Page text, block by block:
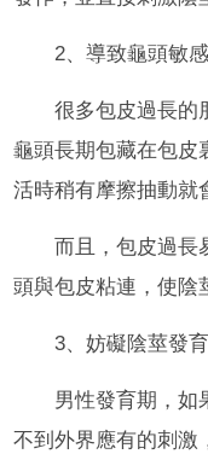
2、導致龜頭敏
很多包皮過長的
龜頭長期包藏在包皮
活時稍有摩擦抽動就
而且，包皮過長
頭與包皮粘連，使陰
3、妨礙陰莖發
男性發育期，如
不到外界應有的刺激